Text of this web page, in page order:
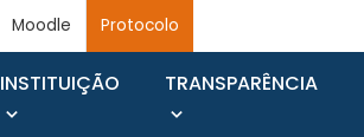
Moodle Protocolo
INSTITUIÇÃO TRANSPARÊNCIA